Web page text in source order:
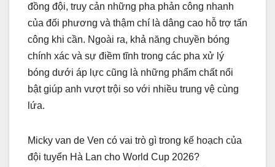
đồng đội, truy cản những pha phản công nhanh
của đối phương và thậm chí là dâng cao hỗ trợ tấn
công khi cần. Ngoài ra, khả năng chuyền bóng
chính xác và sự điềm tĩnh trong các pha xử lý
bóng dưới áp lực cũng là những phẩm chất nổi
bật giúp anh vượt trội so với nhiều trung vệ cùng
lứa.
Micky van de Ven có vai trò gì trong kế hoạch của
đội tuyển Hà Lan cho World Cup 2026?